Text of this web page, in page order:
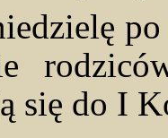
się do I